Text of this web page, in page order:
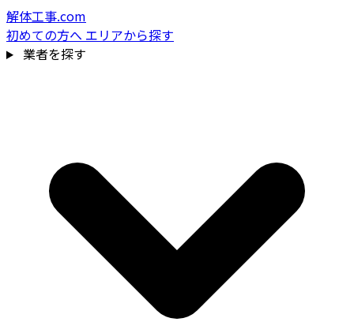
解体工事.com
初めての方へ エリアから探す
業者を探す